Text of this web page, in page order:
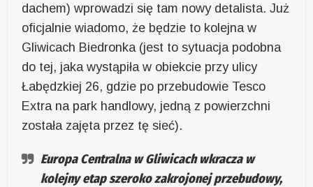
dachem) wprowadzi się tam nowy detalista. Już
oficjalnie wiadomo, że będzie to kolejna w
Gliwicach Biedronka (jest to sytuacja podobna
do tej, jaka wystąpiła w obiekcie przy ulicy
Łabędzkiej 26, gdzie po przebudowie Tesco
Extra na park handlowy, jedną z powierzchni
została zajęta przez tę sieć).
Europa Centralna w Gliwicach wkracza w
kolejny etap szeroko zakrojonej przebudowy,